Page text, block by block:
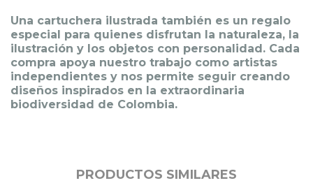
Una cartuchera ilustrada también es un regalo
especial para quienes disfrutan la naturaleza, la
ilustración y los objetos con personalidad. Cada
compra apoya nuestro trabajo como artistas
independientes y nos permite seguir creando
diseños inspirados en la extraordinaria
biodiversidad de Colombia.
PRODUCTOS SIMILARES